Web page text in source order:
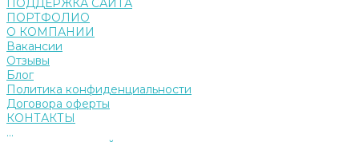
ПОДДЕРЖКА САЙТА
ПОРТФОЛИО
О КОМПАНИИ
Вакансии
Отзывы
Блог
Политика конфиденциальности
Договора оферты
КОНТАКТЫ
...